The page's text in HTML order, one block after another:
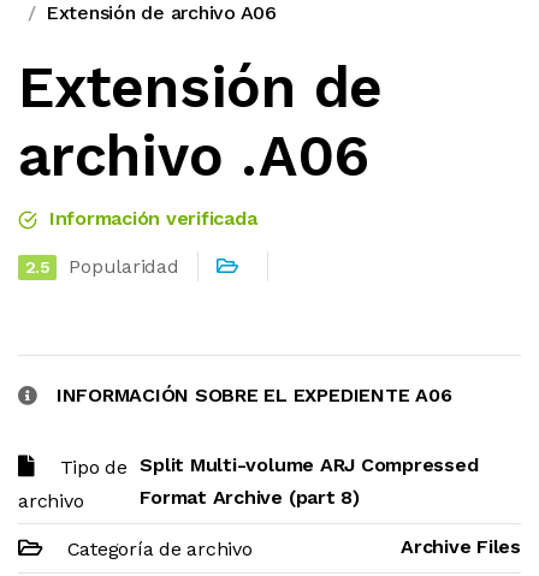
Extensión de archivo A06
Extensión de
archivo .A06
Información verificada
2.5 Popularidad
INFORMACIÓN SOBRE EL EXPEDIENTE A06
Tipo de
archivo
Split Multi-volume ARJ Compressed
Format Archive (part 8)
Categoría de archivo Archive Files